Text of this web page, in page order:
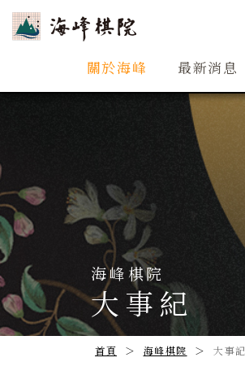
關於海峰 最新消息
海峰棋院
大事紀
首頁 海峰棋院 大事記